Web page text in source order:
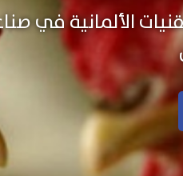
الألمانية
عالية